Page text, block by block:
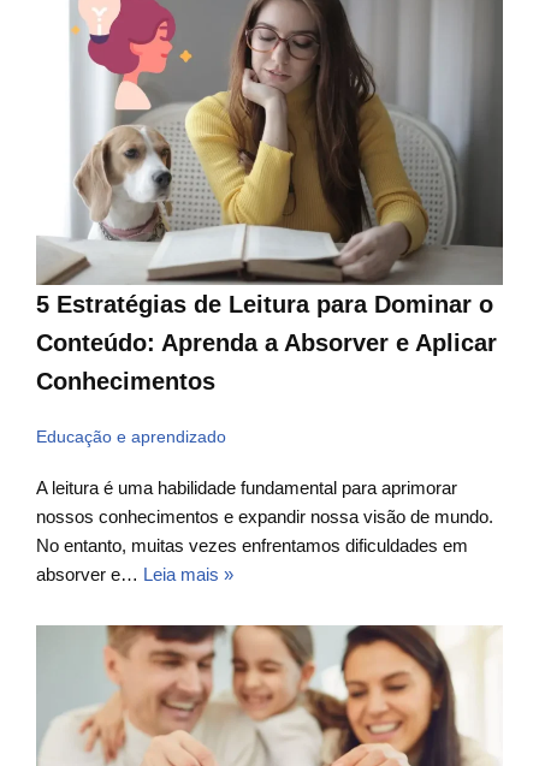
5 Estratégias de Leitura para Dominar o
Conteúdo: Aprenda a Absorver e Aplicar
Conhecimentos
Educação e aprendizado
A leitura é uma habilidade fundamental para aprimorar
nossos conhecimentos e expandir nossa visão de mundo.
No entanto, muitas vezes enfrentamos dificuldades em
absorver e… Leia mais »